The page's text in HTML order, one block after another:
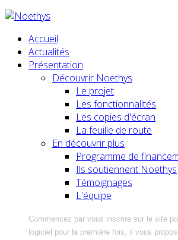
Accueil
Actualités
Présentation
Découvrir Noethys
Le projet
Les fonctionnalités
Les copies d'écran
La feuille de route
En découvrir plus
Programme de
Ils soutiennent Noethys
Témoignages
L'équipe
Commencez par vous inscrire sur le site
logiciel pour la première fois, il vous